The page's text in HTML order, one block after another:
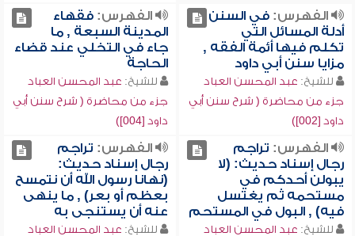
الفهرس:في السنن
أدلة المسائل التي
تكلم فيها أئمة الفقه ,
مزايا سنن أبي داود
للشيخ: عبد المحسن العباد
جزء من محاضرة ( شرح سنن أبي
داود [002])
الفهرس:فقهاء
المدينة السبعة , ما
جاء في التخلي عند قضاء
الحاجة
للشيخ: عبد المحسن العباد
جزء من محاضرة ( شرح سنن أبي
داود [004])
الفهرس: تراجم
رجال إسناد حديث: (لا
يبولن أحدكم في
مستحمه ثم يغتسل
فيه) , البول في المستحم
للشيخ: عبد المحسن العباد
الفهرس: تراجم
رجال إسناد حديث:
(نهانا رسول الله أن نتمسح
بعظم أو بعر) , ما ينهى
عنه أن يستنجى به
للشيخ: عبد المحسن العباد